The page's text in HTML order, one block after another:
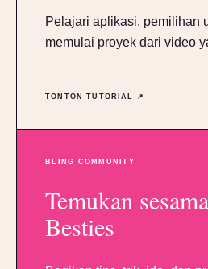
Pelajari aplikasi, pemilihan
memulai proyek dari video
TONTON TUTORIAL ↗
BLING COMMUNITY
Temukan
Besties